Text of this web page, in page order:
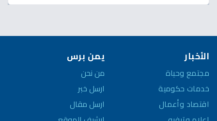
الأخبار
مجتمع وحياة
خدمات حكومية
اقتصاد وأعمال
يمن برس
من نحن
ارسل خبر
ارسل مقال